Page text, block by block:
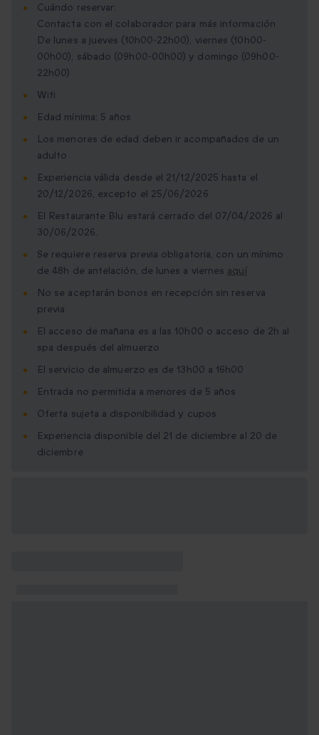
Cuándo reservar:
Contacta con el colaborador para más información
De lunes a jueves (10h00-22h00), viernes (10h00-
00h00), sábado (09h00-00h00) y domingo (09h00-
22h00)
Wifi
Edad mínima: 5 años
Los menores de edad deben ir acompañados de un
adulto
Experiencia válida desde el 21/12/2025 hasta el
20/12/2026, excepto el 25/06/2026
El Restaurante Blu estará cerrado del 07/04/2026 al
30/06/2026.
Se requiere reserva previa obligatoria, con un mínimo
de 48h de antelación, de lunes a viernes aquí
No se aceptarán bonos en recepción sin reserva
previa
El acceso de mañana es a las 10h00 o acceso de 2h al
spa después del almuerzo
El servicio de almuerzo es de 13h00 a 16h00
Entrada no permitida a menores de 5 años
Oferta sujeta a disponibilidad y cupos
Experiencia disponible del 21 de diciembre al 20 de
diciembre